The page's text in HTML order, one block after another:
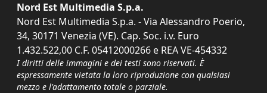
Nord Est Multimedia S.p.a.
Nord Est Multimedia S.p.a. - Via Alessandro Poerio,
34, 30171 Venezia (VE). Cap. Soc. i.v. Euro
1.432.522,00 C.F. 05412000266 e REA VE-454332
I diritti delle immagini e dei testi sono riservati. È
espressamente vietata la loro riproduzione con qualsiasi
mezzo e l'adattamento totale o parziale.